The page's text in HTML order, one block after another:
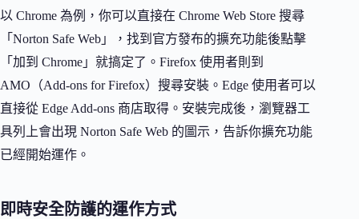
以 Chrome 為例，你可以直接在 Chrome Web Store 搜尋
「Norton Safe Web」，找到官方發布的擴充功能後點擊
「加到 Chrome」就搞定了。Firefox 使用者則到
AMO（Add-ons for Firefox）搜尋安裝。Edge 使用者可以
直接從 Edge Add-ons 商店取得。安裝完成後，瀏覽器工
具列上會出現 Norton Safe Web 的圖示，告訴你擴充功能
已經開始運作。
即時安全防護的運作方式